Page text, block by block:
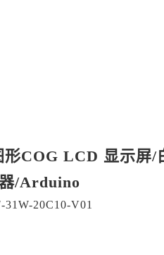
形COG LCD 显示屏
/Arduino
20C10-V01